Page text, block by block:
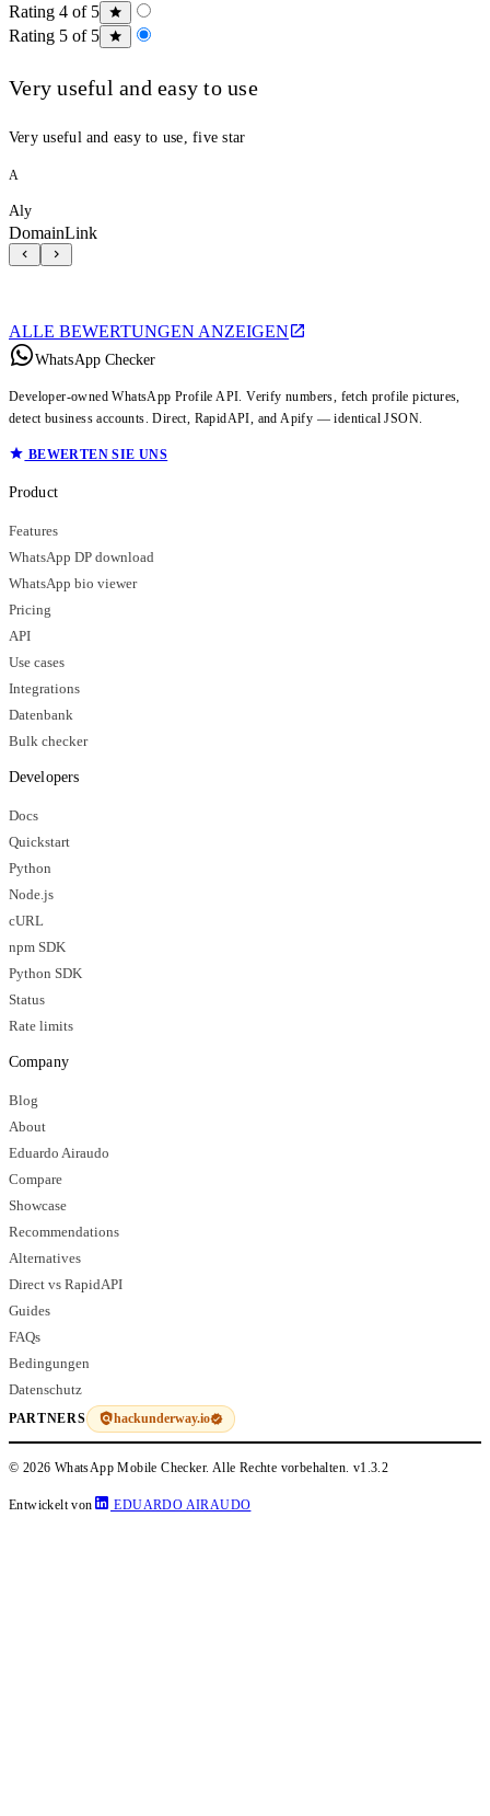
Rating 4 of 5
Rating 5 of 5
Very useful and easy to use
Very useful and easy to use, five star
A
Aly
DomainLink
ALLE BEWERTUNGEN ANZEIGEN
WhatsApp Checker
Developer-owned WhatsApp Profile API. Verify numbers, fetch profile pictures,
detect business accounts. Direct, RapidAPI, and Apify — identical JSON.
BEWERTEN SIE UNS
Product
Features
WhatsApp DP download
WhatsApp bio viewer
Pricing
API
Use cases
Integrations
Datenbank
Bulk checker
Developers
Docs
Quickstart
Python
Node.js
cURL
npm SDK
Python SDK
Status
Rate limits
Company
Blog
About
Eduardo Airaudo
Compare
Showcase
Recommendations
Alternatives
Direct vs RapidAPI
Guides
FAQs
Bedingungen
Datenschutz
PARTNERS hackunderway.io
© 2026 WhatsApp Mobile Checker. Alle Rechte vorbehalten. v1.3.2
Entwickelt von EDUARDO AIRAUDO